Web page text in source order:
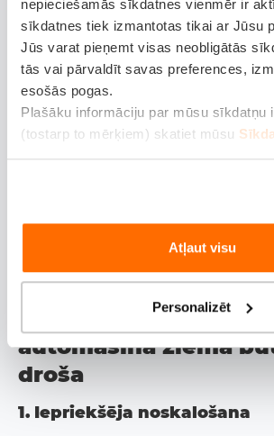
nepieciešamās sīkdatnes vienmēr ir
sīkdatnes tiek izmantotas tikai ar Jūsu
Jūs varat pieņemt visas neobligātās
tās vai pārvaldīt savas preferences,
esošās pogas.
Plašāku informāciju par mūsu sīkdatņu
(tostarp to mērķiem) skatiet mūsu
Atļaut visu
Personalizēt
pievērsties netīrākajām vietām. Taču
jārīkojas ātri. Ja mazgāšana notiek pārāk
netīrumi var sākt sasalt uz virsbūves,
Automātiskās mazgātavas ir ērtas un
izvēlēties tādas, kuras izmanto
sabojā krāsojumu. Dažas
vaksēšanu vai keramisko pārklājumu,
risinājums virsbūves aizsardzībai no
skrāpējumiem.
Soļi, kas jāievēro, lai
automašīna ziemā
droša
1. Iepriekšēja noskalošana